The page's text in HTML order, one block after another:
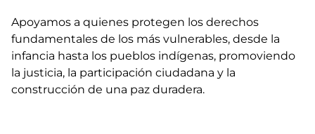
Apoyamos a quienes protegen los derechos
fundamentales de los más vulnerables, desde la
infancia hasta los pueblos indígenas, promoviendo
la justicia, la participación ciudadana y la
construcción de una paz duradera.